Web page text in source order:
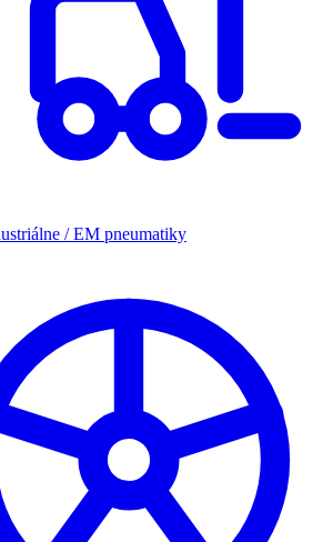
/ EM pneumatiky